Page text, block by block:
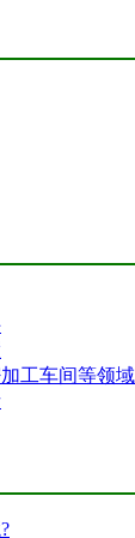
工车间等领